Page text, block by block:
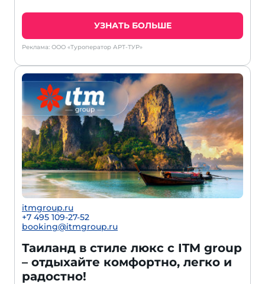
УЗНАТЬ БОЛЬШЕ
Реклама: ООО «Туроператор АРТ-ТУР»
itmgroup.ru
+7 495 109-27-52
booking@itmgroup.ru
Таиланд в стиле люкс с ITM group
– отдыхайте комфортно, легко и
радостно!